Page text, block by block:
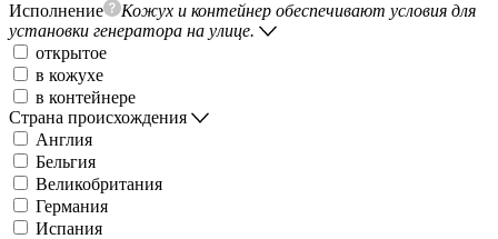
Исполнение
Кожух и контейнер обеспечивают условия для
установки генератора на улице.
открытое
в кожухе
в контейнере
Страна происхождения
Англия
Бельгия
Великобритания
Германия
Испания